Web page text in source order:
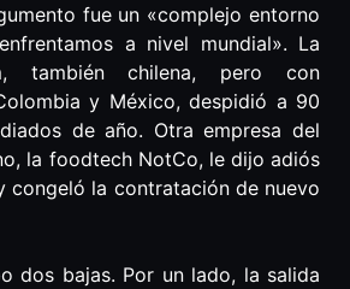
fue un «complejo entorno
a nivel mundial». La
también chilena, pero con
y México, despidió a 90
de año. Otra empresa del
la foodtech NotCo, le dijo adiós
congeló la contratación de nuevo
dos bajas. Por un lado, la salida